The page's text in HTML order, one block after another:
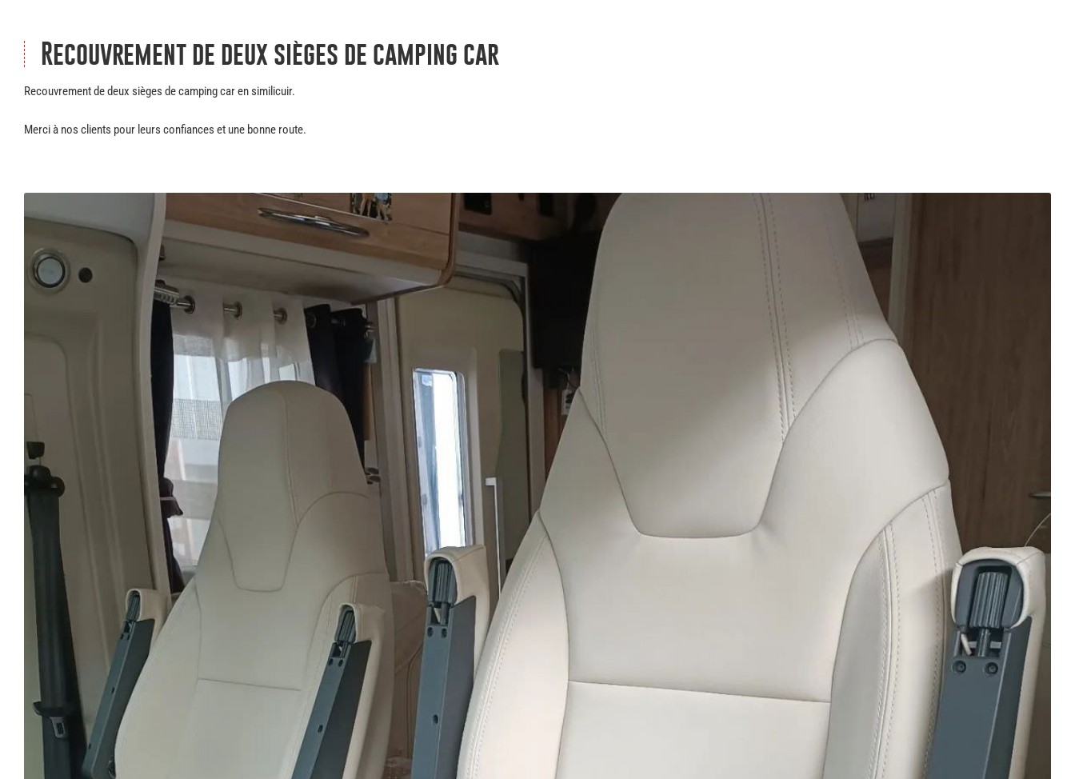
Recouvrement de deux sièges de camping car
Recouvrement de deux sièges de camping car en similicuir.
Merci à nos clients pour leurs confiances et une bonne route.